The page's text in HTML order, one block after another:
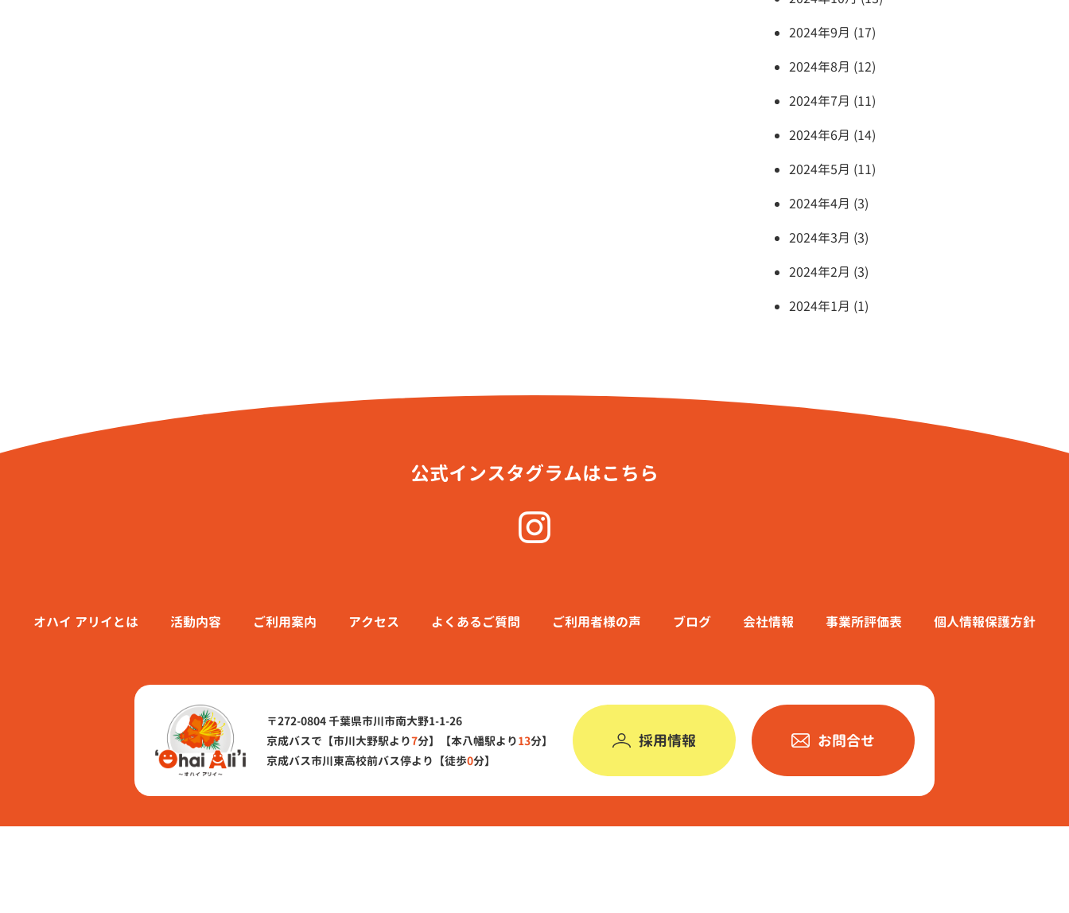
2024年9月 (17)
2024年8月 (12)
2024年7月 (11)
2024年6月 (14)
2024年5月 (11)
2024年4月 (3)
2024年3月 (3)
2024年2月 (3)
2024年1月 (1)
公式インスタグラムはこちら
オハイ アリイとは 活動内容 ご利⽤案内 アクセス よくあるご質問 ご利用者様の声 ブログ 会社情報 事業所評価表 個人情報保護方針
〒272-0804 千葉県市川市南大野1-1-26
京成バスで 【市川大野駅より7分】 【本八幡駅より13分】
京成バス市川東高校前バス停より【徒歩0分】
採用情報 お問合せ